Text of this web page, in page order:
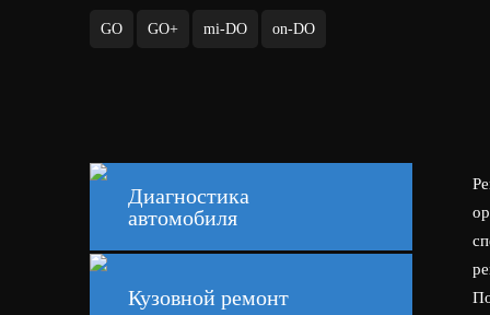
GO GO+ mi-DO on-DO
Диагностика
автомобиля
Кузовной ремонт